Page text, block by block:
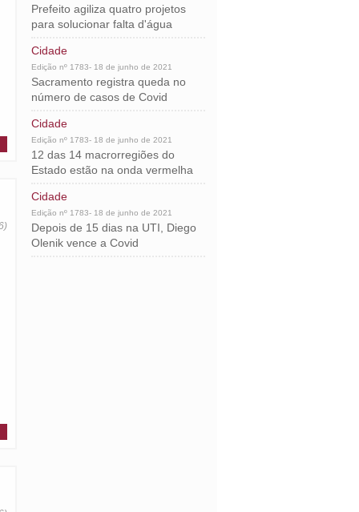
Prefeito agiliza quatro projetos
para solucionar falta d'água
Cidade
Edição nº 1783- 18 de junho de 2021
Sacramento registra queda no
número de casos de Covid
Cidade
Edição nº 1783- 18 de junho de 2021
12 das 14 macrorregiões do
Estado estão na onda vermelha
Cidade
Edição nº 1783- 18 de junho de 2021
Depois de 15 dias na UTI, Diego
Olenik vence a Covid